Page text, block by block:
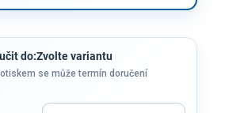
do:Zvolte variantu
se může termín doručení